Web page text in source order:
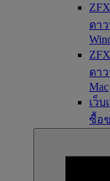
ดา
ดา
Mac
เว็บ
ซื้อ